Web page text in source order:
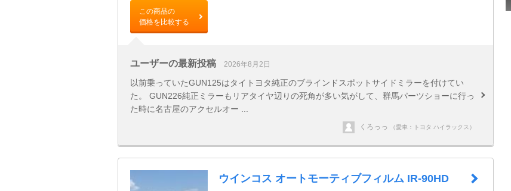
この商品の
価格を比較する
ユーザーの最新投稿 2026年8月2日
以前乗っていたGUN125はタイトヨタ純正のブラインドスポットサイドミラーを付けてい
た。 GUN226純正ミラーもリアタイヤ辺りの死角が多い気がして、群馬パーツショーに行っ
た時に名古屋のアクセルオー ...
くろっっ （愛車：トヨタ ハイラックス）
ウインコス オートモーティブフィルム IR-90HD